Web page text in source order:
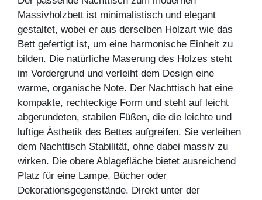
Massivholzbett ist minimalistisch und elegant
gestaltet, wobei er aus derselben Holzart wie das
Bett gefertigt ist, um eine harmonische Einheit zu
bilden. Die natürliche Maserung des Holzes steht
im Vordergrund und verleiht dem Design eine
warme, organische Note. Der Nachttisch hat eine
kompakte, rechteckige Form und steht auf leicht
abgerundeten, stabilen Füßen, die die leichte und
luftige Ästhetik des Bettes aufgreifen. Sie verleihen
dem Nachttisch Stabilität, ohne dabei massiv zu
wirken. Die obere Ablagefläche bietet ausreichend
Platz für eine Lampe, Bücher oder
Dekorationsgegenstände. Direkt unter der